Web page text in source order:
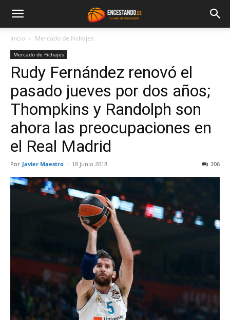
Inicio Mercado de Fichajes
Mercado de Fichajes
Rudy Fernández renovó el
pasado jueves por dos años;
Thompkins y Randolph son
ahora las preocupaciones en
el Real Madrid
Por Javier Maestro - 18 junio 2018 206